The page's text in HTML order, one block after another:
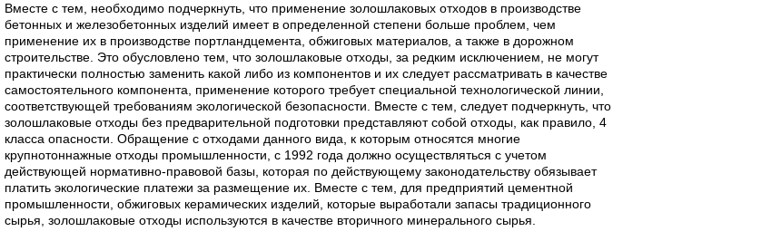
Вместе с тем, необходимо подчеркнуть, что применение золошлаковых отходов в производстве
бетонных и железобетонных изделий имеет в определенной степени больше проблем, чем
применение их в производстве портландцемента, обжиговых материалов, а также в дорожном
строительстве. Это обусловлено тем, что золошлаковые отходы, за редким исключением, не могут
практически полностью заменить какой либо из компонентов и их следует рассматривать в качестве
самостоятельного компонента, применение которого требует специальной технологической линии,
соответствующей требованиям экологической безопасности. Вместе с тем, следует подчеркнуть, что
золошлаковые отходы без предварительной подготовки представляют собой отходы, как правило, 4
класса опасности. Обращение с отходами данного вида, к которым относятся многие
крупнотоннажные отходы промышленности, с 1992 года должно осуществляться с учетом
действующей нормативно-правовой базы, которая по действующему законодательству обязывает
платить экологические платежи за размещение их. Вместе с тем, для предприятий цементной
промышленности, обжиговых керамических изделий, которые выработали запасы традиционного
сырья, золошлаковые отходы используются в качестве вторичного минерального сырья.